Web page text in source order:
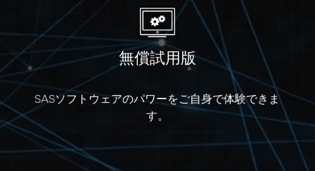
無償試用版
SASソフトウェアのパワーをご自身で体験できま
す。